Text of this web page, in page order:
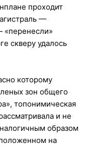
проходит
—
«перенесли»
скверу удалось
которому
зон общего
топонимическая
и не
образом
на